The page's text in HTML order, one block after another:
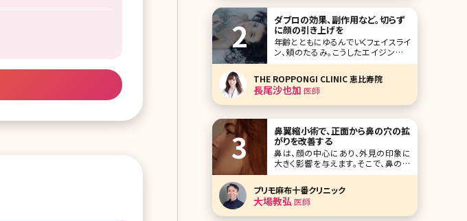
ダブロの効果、副作用など。切らず
に顔の引き上げを
年齢とともにゆるんでいくフェイスライ
ン、頬のたるみ。こうしたエイジングサ
インは肌の深い部分にある筋肉の衰え
によって起こるため、化粧品で解消する
ことは、まず不可能と言われています。
とはいえ、たるみは放置しておくとどん
どん進行してしまうもの。でも、切開す
がほとんど
THE ROPPONGI CLINIC 恵比寿院
長尾沙也加 医師
鼻翼縮小術で、正面から鼻の穴の拡
がりを改善する
鼻は、顔の中心にあり、外見の印象に
大きく影響を与えます。そこで、鼻の形
成手術の中でも相談を受ける事の多い
鼻翼縮小術について詳しく解説してい
きたいと思います。 鼻翼縮小術とは 鼻
翼縮小術とは、鼻翼（小鼻）の一部を切
除し、鼻翼の幅を狭く、小さくする手術
プリモ麻布十番クリニック
大場教弘医師